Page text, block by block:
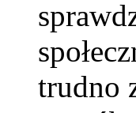
trudno